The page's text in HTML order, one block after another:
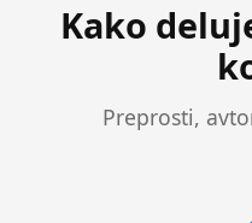
Kako
Preprosti,